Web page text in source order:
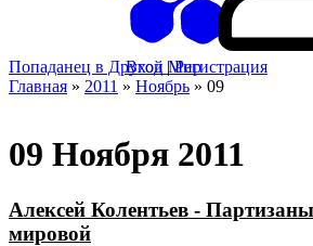
Попаданец в Другой Мир
Вход |Регистрация
Главная » 2011 » Ноябрь » 09
09 Ноября 2011
Алексей Колентьев -
мировой